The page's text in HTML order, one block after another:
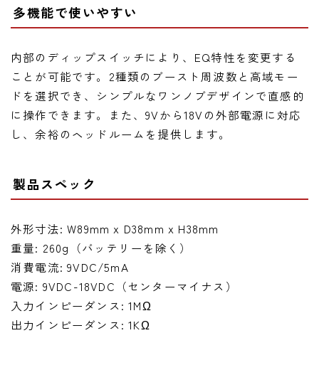
多機能で使いやすい
内部のディップスイッチにより、EQ特性を変更する
ことが可能です。2種類のブースト周波数と高域モー
ドを選択でき、シンプルなワンノブデザインで直感的
に操作できます。また、9Vから18Vの外部電源に対応
し、余裕のヘッドルームを提供します。
製品スペック
外形寸法: W89mm x D38mm x H38mm
重量: 260g（バッテリーを除く）
消費電流: 9VDC/5mA
電源: 9VDC-18VDC（センターマイナス）
入力インピーダンス: 1MΩ
出力インピーダンス: 1KΩ